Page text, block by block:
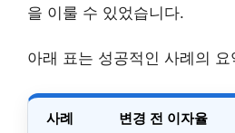
을 이룰 수 있었습니다.
아래 표는 성공적인 사례의 요
사례 변경 전 이자율